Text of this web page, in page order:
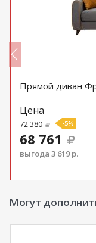
Прямой диван
Цена
72 380 -5%
68 761
выгода 3 619 р.
Могут